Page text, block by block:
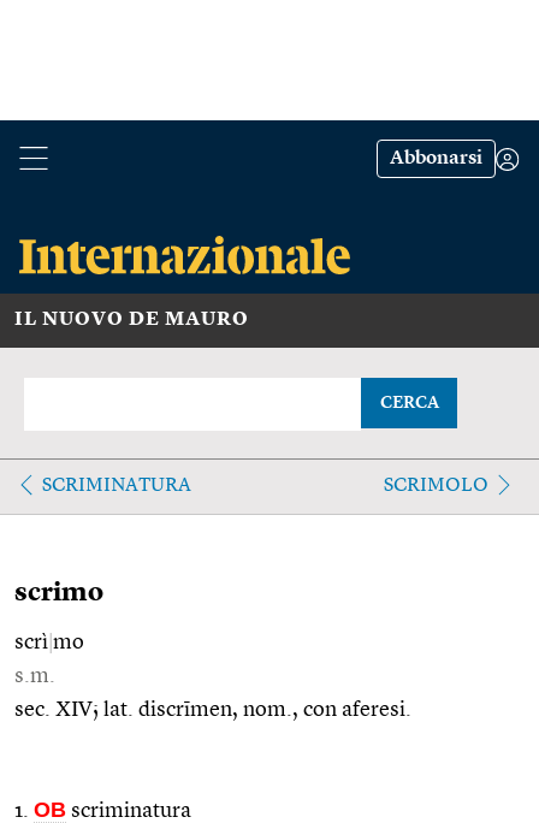
Abbonarsi
IL NUOVO DE MAURO
CERCA
SCRIMINATURA SCRIMOLO
scrimo
scrì mo
s.m.
sec. XIV; lat. discrīmen, nom., con aferesi.
1. OB scriminatura